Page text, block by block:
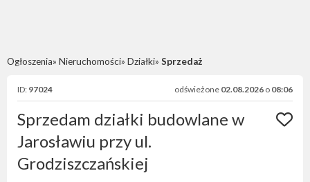
Ogłoszenia Nieruchomości Działki Sprzedaż
ID: 97024 odświeżone 02.08.2026 o 08:06
Sprzedam działki budowlane w
Jarosławiu przy ul.
Grodziszczańskiej